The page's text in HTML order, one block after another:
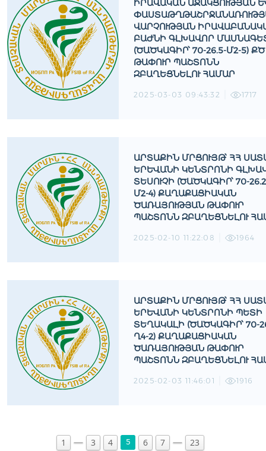
ԻՐԱՎԱԿԱՆ ԱՋԱԿՑՈՒԹՅԱՆ ԵՒ
ԱՐՉՈՒԹՅԱՆ
ԱԺՆԻ ԳԼԽԱՎՈՐ
ԾԱԾԿԱԳԻՐ՝ 70-26.5-Մ2-5) ՔԾ Թ
ԱՓՈՒՐ ՊԱՇՏՈՆՆ Զ
ԲԱՂԵՑՆԵԼՈՒ ՀԱՄԱՐ
2025-03-03 09:43:32 1717
ԱՐՏԱՔԻՆ ՄՐՑՈՒՅԹ՝ ՀՀ
ԵՐԵՒԱՆԻ ԿԵՆՏՐՈՆԻ
ԵՍՈՒՉԻ (ԾԱԾԿԱԳԻՐ՝ 70-
2-4) ՔԱՂԱՔԱՑԻԱԿԱՆ Ծ
ԱՌԱՅՈՒԹՅԱՆ ԹԱՓՈՒՐ Պ
ԱՇՏՈՆՆ ԶԲԱՂԵՑՆԵԼՈՒ
2025-02-10 11:22:08 1964
ԱՐՏԱՔԻՆ ՄՐՑՈՒՅԹ՝ ՀՀ
ԵՐԵՒԱՆԻ ԿԵՆՏՐՈՆԻ ՊԵՏԻ Տ
ԵՂԱԿԱԼԻ (ԾԱԾԿԱԳԻՐ՝ 70-
4-2) ՔԱՂԱՔԱՑԻԱԿԱՆ Ծ
ԱՌԱՅՈՒԹՅԱՆ ԹԱՓՈՒՐ Պ
ԱՇՏՈՆՆ ԶԲԱՂԵՑՆԵԼՈՒ
2025-02-03 11:46:01 1916
1 3 4 5 6 7 23